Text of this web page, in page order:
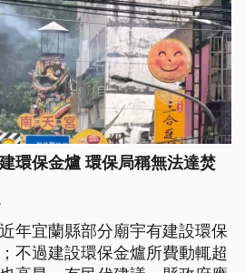
環保金爐 環保局稱無法達焚
年宜蘭縣部分廟宇有建設環保
不過建設環保金爐所費動輒超